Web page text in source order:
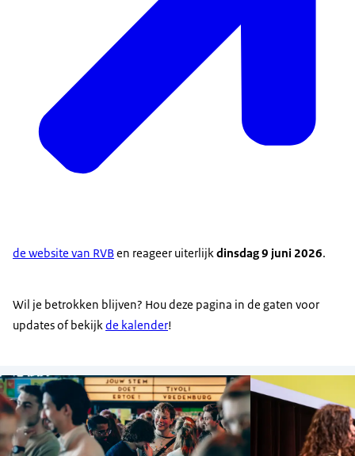
omdat het natuurlijk over...
de toekomst van jongeren gaat.
Van onze generatie.
Want wij zijn degenen die er het
langst mee moeten leven...
maar we praten er vaak het minst over...
betrokkenheid van toekomstige generaties...
Want Nederlanders werken samen,
met de natuur en met elkaar.
geen podium krijgen.
Het probleem is dat betrokkenheid
vrijblijvend blijft.
de website van RVBen reageer uiterlijkdinsdag 9 juni 2026.
Wil je betrokken blijven? Hou deze pagina in de gaten voor
updates of bekijk de kalender!